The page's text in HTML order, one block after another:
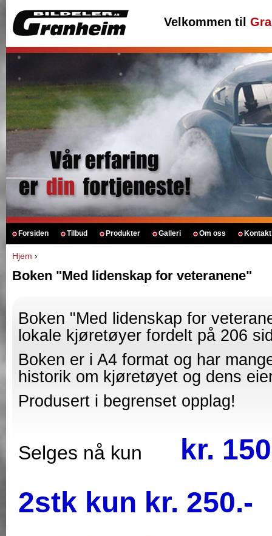
Velkommen til
Forsiden Tilbud Produkter Galleri Om oss
Hjem ›
Boken "Med lidenskap for veteranene"
Boken "Med lidenskap for
lokale kjøretøyer fordelt på 206
Boken er i A4 format og har
historik om kjøretøyet og dens
Produsert i begrenset opplag!
Selges nå kun kr.
2stk kun kr. 250.-